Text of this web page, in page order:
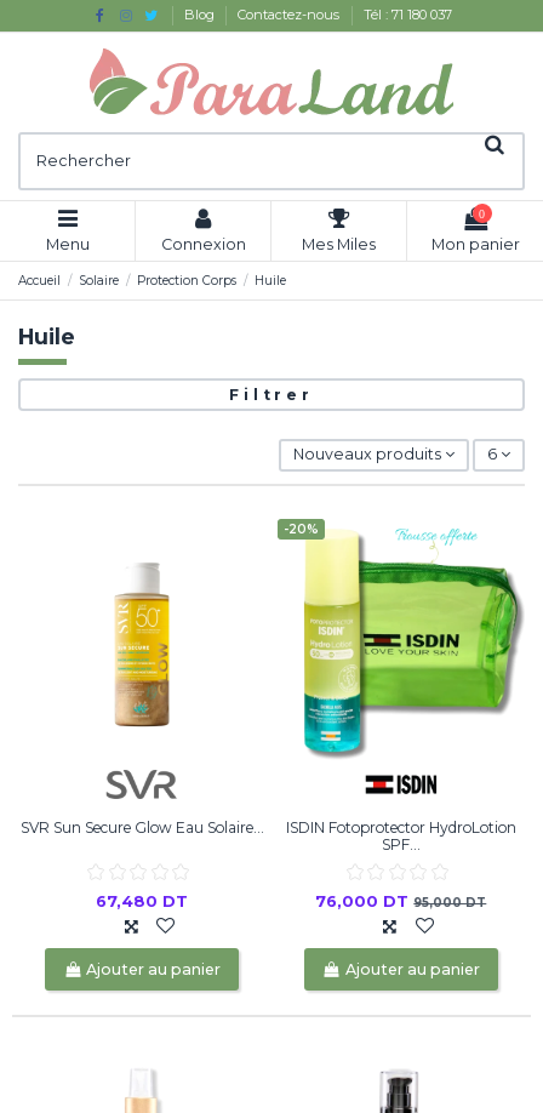
Blog Contactez-nous Tél : 71 180 037
Menu Connexion Mes Miles
0
Mon panier
Accueil Solaire Protection Corps Huile
Huile
Filtrer
Nouveaux produits 6
SVR Sun Secure Glow Eau Solaire...
67,480 DT
Ajouter au panier
-20%
ISDIN Fotoprotector HydroLotion
SPF...
76,000 DT95,000 DT
Ajouter au panier